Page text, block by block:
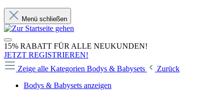
Menü schließen
15% RABATT FÜR ALLE NEUKUNDEN!
JETZT REGISTRIEREN!
Zeige alle Kategorien Bodys & Babysets
Zurück
Bodys & Babysets anzeigen